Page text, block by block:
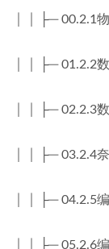
│ │ ├─ 00.2.1
│ │ ├─ 01.2.2
│ │ ├─ 02.2.3
│ │ ├─ 03.2.4
│ │ ├─ 04.2.5
│ │ ├─ 05.2.6